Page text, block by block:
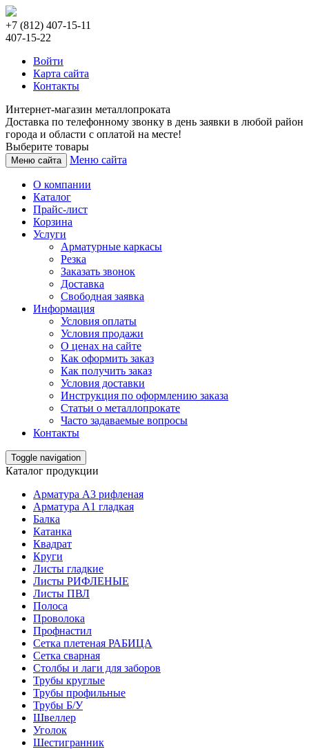
+7 (812) 407-15-11
407-15-22
Войти
Карта сайта
Контакты
Интернет-магазин металлопроката
Доставка по телефонному звонку в день заявки в любой район
города и области с оплатой на месте!
Выберите товары
Меню сайта Меню сайта
О компании
Каталог
Прайс-лист
Корзина
Услуги
Арматурные каркасы
Резка
Заказать звонок
Доставка
Свободная заявка
Информация
Условия оплаты
Условия продажи
О ценах на сайте
Как оформить заказ
Как получить заказ
Условия доставки
Инструкция по оформлению заказа
Статьи о металлопрокате
Часто задаваемые вопросы
Контакты
Toggle navigation
Каталог продукции
Арматура А3 рифленая
Арматура А1 гладкая
Балка
Катанка
Квадрат
Круги
Листы гладкие
Листы РИФЛЕНЫЕ
Листы ПВЛ
Полоса
Проволока
Профнастил
Сетка плетеная РАБИЦА
Сетка сварная
Столбы и лаги для заборов
Трубы круглые
Трубы профильные
Трубы Б/У
Швеллер
Уголок
Шестигранник